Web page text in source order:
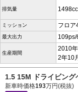
排気量 1498cc
ミッション フロア
最大出力
生産期間
2010
2年10
1.5 15M ドライビング
新車時価格193万円(税抜)